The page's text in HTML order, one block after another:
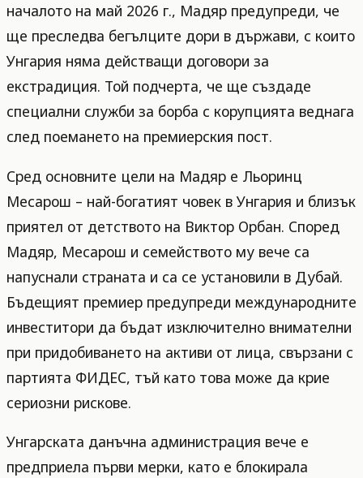
началото на май 2026 г., Мадяр предупреди, че
ще преследва бегълците дори в държави, с които
Унгария няма действащи договори за
екстрадиция. Той подчерта, че ще създаде
специални служби за борба с корупцията веднага
след поемането на премиерския пост.
Сред основните цели на Мадяр е Льоринц
Месарош – най-богатият човек в Унгария и близък
приятел от детството на Виктор Орбан. Според
Мадяр, Месарош и семейството му вече са
напуснали страната и са се установили в Дубай.
Бъдещият премиер предупреди международните
инвеститори да бъдат изключително внимателни
при придобиването на активи от лица, свързани с
партията ФИДЕС, тъй като това може да крие
сериозни рискове.
Унгарската данъчна администрация вече е
предприела първи мерки, като е блокирала